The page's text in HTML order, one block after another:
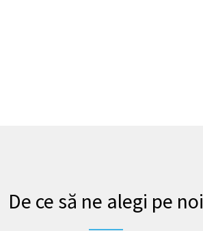
De ce să ne alegi pe noi